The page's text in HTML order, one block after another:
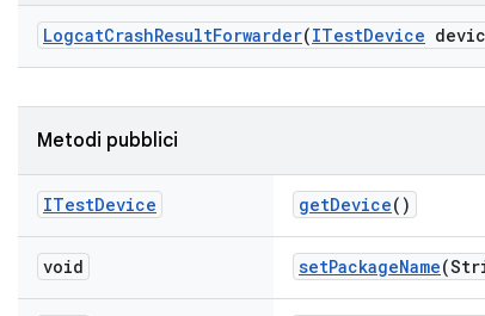
LogcatCrashResultForwarder(ITestDevice
Metodi pubblici
ITestDevice getDevice()
void setPackageName